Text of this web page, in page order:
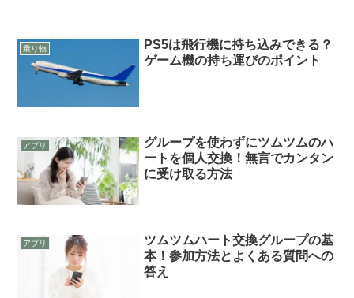
乗り物
PS5は飛行機に持ち込みできる？
ゲーム機の持ち運びのポイント
アプリ
グループを使わずにツムツムのハ
ートを個人交換！無言でカンタン
に受け取る方法
アプリ
ツムツムハート交換グループの基
本！参加方法とよくある質問への
答え